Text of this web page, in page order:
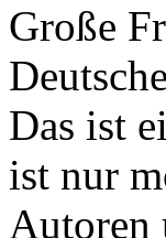
Große
Das ist
ist nur
Autoren